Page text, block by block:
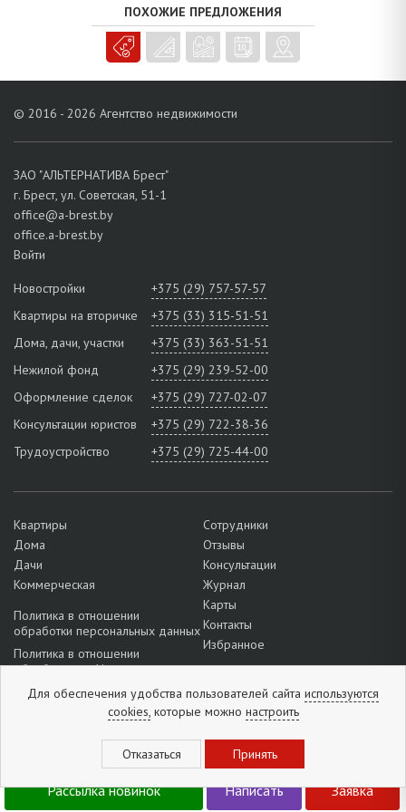
реке Западный Буг. По северной окраине протекает приток Буга р.
Лесная. Местные дороги ведут в сторону д. Скоки, д. Большие
Мотыкалы и д. Теребунь. Инфраструктура развита и удобна для
постоянного проживания: ясли-сад, средняя школа, ДШИ, Дом
культуры, библиотека, Центр коррекционно-развивающего
предприятия торговли магазины РАЙПО, торговые павильоны,
маршрутное такси № 20. Плюсом являются удобные развязки
автомобильных дорог и близость городской инфраструктуры.
Всегда рады! Обращайтесь!
Рассылка новинок Написать Заявка
+375 (33) 301-31-78
ПОХОЖИЕ ПРЕДЛОЖЕНИЯ
© 2016 - 2026 Агентство недвижимости
ЗАО "АЛЬТЕРНАТИВА Брест"
г. Брест, ул. Советская, 51-1
office@a-brest.by
office.a-brest.by
Войти
Новостройки
+375 (29) 757-57-57
Квартиры на вторичке
+375 (33) 315-51-51
Дома, дачи, участки
+375 (33) 363-51-51
Нежилой фонд
+375 (29) 239-52-00
Оформление сделок
+375 (29) 727-02-07
Консультации юристов
+375 (29) 722-38-36
Трудоустройство
+375 (29) 725-44-00
Квартиры
Дома
Дачи
Коммерческая
Политика в отношении
обработки персональных данных
Политика в отношении
обработки cookie
Подробнее о настройках файлов
Сотрудники
Отзывы
Консультации
Журнал
Карты
Контакты
Избранное
Отзывы: 5из5 (1296 отзывов)
Для обеспечения удобства пользователей сайта используются
cookies,которые можно настроить